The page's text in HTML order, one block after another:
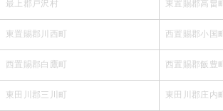
最上郡戸沢村 東置賜郡高畠町
東置賜郡川西町 西置賜郡小国町
西置賜郡白鷹町 西置賜郡飯豊町
東田川郡三川町 東田川郡庄内町